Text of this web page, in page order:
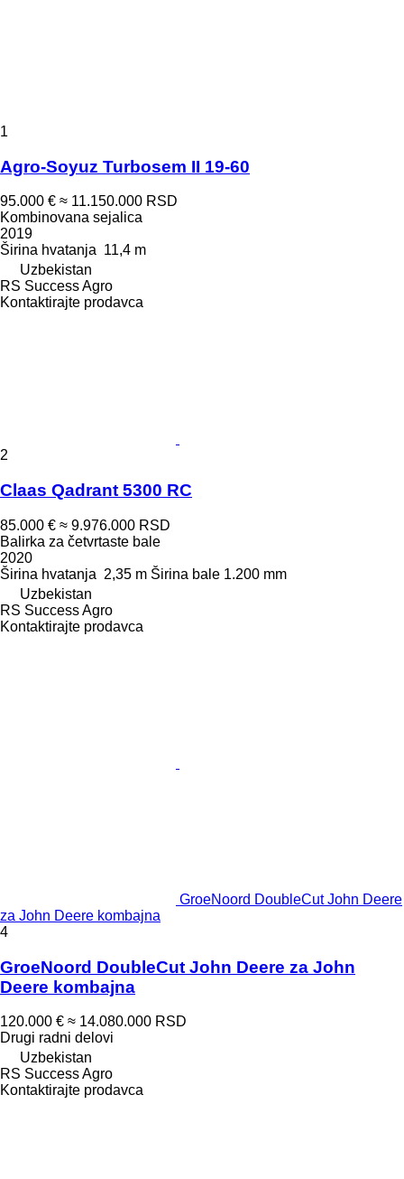
1
Agro-Soyuz Turbosem II 19-60
95.000 € ≈ 11.150.000 RSD
Kombinovana sejalica
2019
Širina hvatanja 11,4 m
Uzbekistan
RS Success Agro
Kontaktirajte prodavca
2
Claas Qadrant 5300 RC
85.000 € ≈ 9.976.000 RSD
Balirka za četvrtaste bale
2020
Širina hvatanja 2,35 m Širina bale 1.200 mm
Uzbekistan
RS Success Agro
Kontaktirajte prodavca
GroeNoord DoubleCut John Deere
za John Deere kombajna
4
GroeNoord DoubleCut John Deere za John
Deere kombajna
120.000 € ≈ 14.080.000 RSD
Drugi radni delovi
Uzbekistan
RS Success Agro
Kontaktirajte prodavca